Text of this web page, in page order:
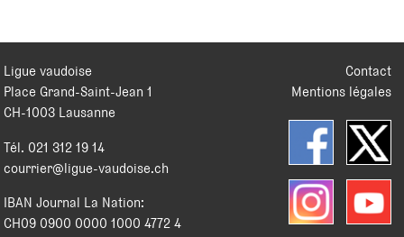
Contact
Mentions légales
Ligue vaudoise
Place Grand-Saint-Jean 1
CH-1003 Lausanne
Tél. 021 312 19 14
courrier@ligue-vaudoise.ch
IBAN Journal La Nation:
CH09 0900 0000 1000 4772 4